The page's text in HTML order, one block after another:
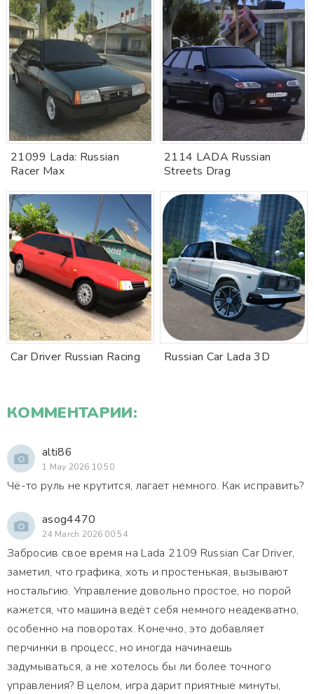
21099 Lada: Russian
Racer Max
2114 LADA Russian
Streets Drag
Car Driver Russian Racing Russian Car Lada 3D
КОММЕНТАРИИ:
alti86
1 May 2026 10:50
Чё-то руль не крутится, лагает немного. Как исправить?
asog4470
24 March 2026 00:54
Забросив свое время на Lada 2109 Russian Car Driver,
заметил, что графика, хоть и простенькая, вызывают
ностальгию. Управление довольно простое, но порой
кажется, что машина ведёт себя немного неадекватно,
особенно на поворотах. Конечно, это добавляет
перчинки в процесс, но иногда начинаешь
задумываться, а не хотелось бы ли более точного
управления? В целом, игра дарит приятные минуты,